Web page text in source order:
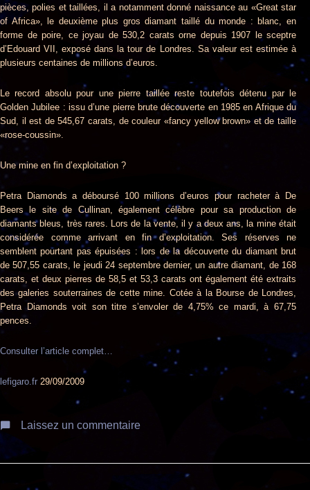
pièces, polies et taillées, il a notamment donné naissance au «Great star
of Africa», le deuxième plus gros diamant taillé du monde : blanc, en
forme de poire, ce joyau de 530,2 carats orne depuis 1907 le sceptre
d’Edouard VII, exposé dans la tour de Londres. Sa valeur est estimée à
plusieurs centaines de millions d’euros.
Le record absolu pour une pierre taillée reste toutefois détenu par le
Golden Jubilee : issu d’une pierre brute découverte en 1985 en Afrique du
Sud, il est de 545,67 carats, de couleur «fancy yellow brown» et de taille
«rose-coussin».
Une mine en fin d’exploitation ?
Petra Diamonds a déboursé 100 millions d’euros pour racheter à De
Beers le site de Cullinan, également célèbre pour sa production de
diamants bleus, très rares. Lors de la vente, il y a deux ans, la mine était
considérée comme arrivant en fin d’exploitation. Ses réserves ne
semblent pourtant pas épuisées : lors de la découverte du diamant brut
de 507,55 carats, le jeudi 24 septembre dernier, un autre diamant, de 168
carats, et deux pierres de 58,5 et 53,3 carats ont également été extraits
des galeries souterraines de cette mine. Cotée à la Bourse de Londres,
Petra Diamonds voit son titre s’envoler de 4,75% ce mardi, à 67,75
pences.
Consulter l’article complet…
lefigaro.fr 29/09/2009
Laissez un commentaire